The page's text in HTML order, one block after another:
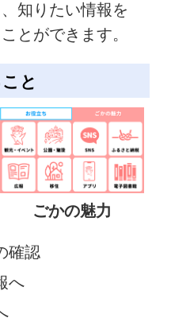
知りたい情報を
とができます。
と
ごかの魅力
確認
へ